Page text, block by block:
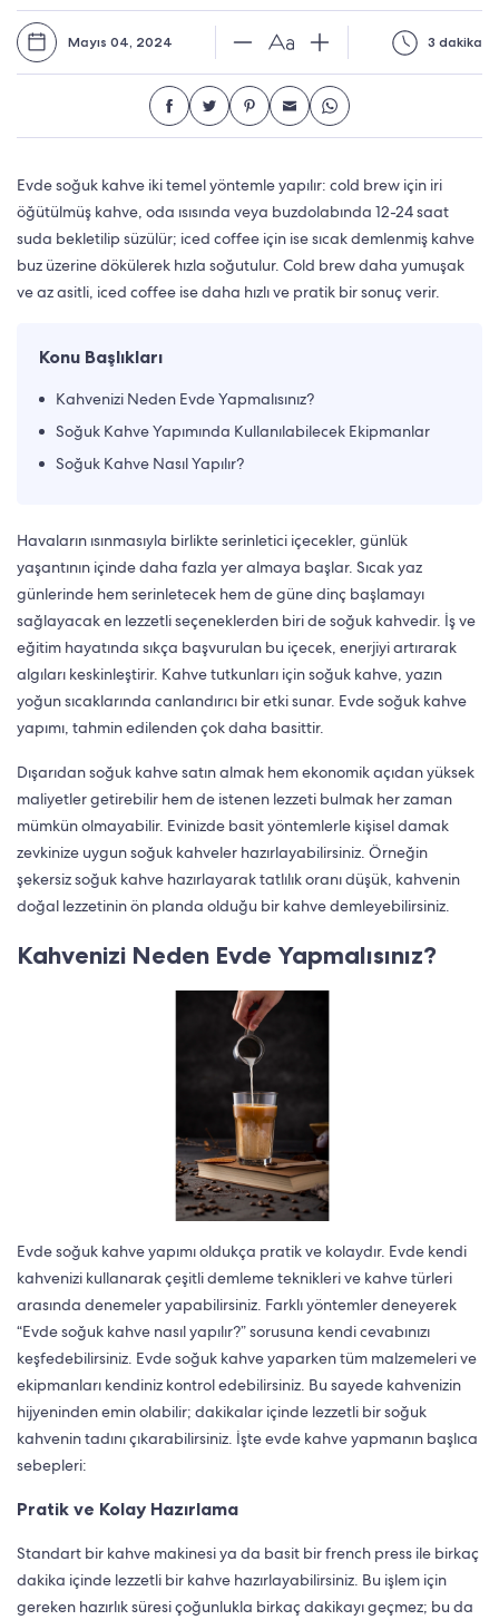
Mayıs 04, 2024 3 dakika
Evde soğuk kahve iki temel yöntemle yapılır: cold brew için iri
öğütülmüş kahve, oda ısısında veya buzdolabında 12-24 saat
suda bekletilip süzülür; iced coffee için ise sıcak demlenmiş kahve
buz üzerine dökülerek hızla soğutulur. Cold brew daha yumuşak
ve az asitli, iced coffee ise daha hızlı ve pratik bir sonuç verir.
Konu Başlıkları
Kahvenizi Neden Evde Yapmalısınız?
Soğuk Kahve Yapımında Kullanılabilecek Ekipmanlar
Soğuk Kahve Nasıl Yapılır?
Havaların ısınmasıyla birlikte serinletici içecekler, günlük
yaşantının içinde daha fazla yer almaya başlar. Sıcak yaz
günlerinde hem serinletecek hem de güne dinç başlamayı
sağlayacak en lezzetli seçeneklerden biri de soğuk kahvedir. İş ve
eğitim hayatında sıkça başvurulan bu içecek, enerjiyi artırarak
algıları keskinleştirir. Kahve tutkunları için soğuk kahve, yazın
yoğun sıcaklarında canlandırıcı bir etki sunar. Evde soğuk kahve
yapımı, tahmin edilenden çok daha basittir.
Dışarıdan soğuk kahve satın almak hem ekonomik açıdan yüksek
maliyetler getirebilir hem de istenen lezzeti bulmak her zaman
mümkün olmayabilir. Evinizde basit yöntemlerle kişisel damak
zevkinize uygun soğuk kahveler hazırlayabilirsiniz. Örneğin
şekersiz soğuk kahve hazırlayarak tatlılık oranı düşük, kahvenin
doğal lezzetinin ön planda olduğu bir kahve demleyebilirsiniz.
Kahvenizi Neden Evde Yapmalısınız?
Evde soğuk kahve yapımı oldukça pratik ve kolaydır. Evde kendi
kahvenizi kullanarak çeşitli demleme teknikleri ve kahve türleri
arasında denemeler yapabilirsiniz. Farklı yöntemler deneyerek
“Evde soğuk kahve nasıl yapılır?” sorusuna kendi cevabınızı
keşfedebilirsiniz. Evde soğuk kahve yaparken tüm malzemeleri ve
ekipmanları kendiniz kontrol edebilirsiniz. Bu sayede kahvenizin
hijyeninden emin olabilir; dakikalar içinde lezzetli bir soğuk
kahvenin tadını çıkarabilirsiniz. İşte evde kahve yapmanın başlıca
sebepleri:
Pratik ve Kolay Hazırlama
Standart bir kahve makinesi ya da basit bir french press ile birkaç
dakika içinde lezzetli bir kahve hazırlayabilirsiniz. Bu işlem için
gereken hazırlık süresi çoğunlukla birkaç dakikayı geçmez; bu da